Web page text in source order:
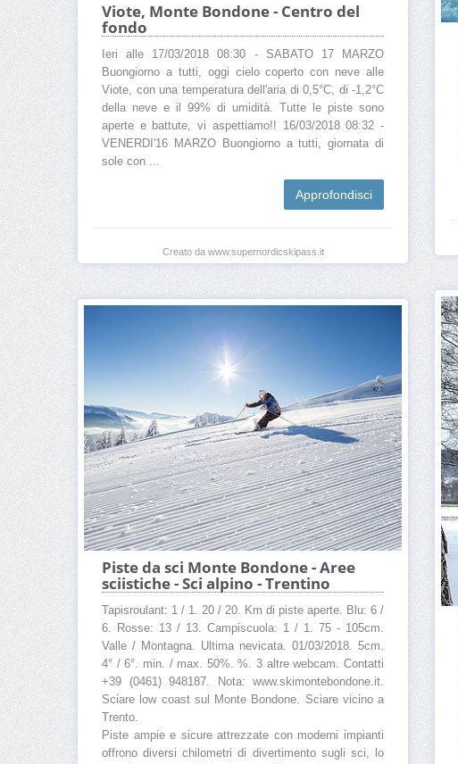
Viote, Monte Bondone - Centro del
fondo
Ieri alle 17/03/2018 08:30 - SABATO 17 MARZO
Buongiorno a tutti, oggi cielo coperto con neve alle
Viote, con una temperatura dell'aria di 0,5°C, di -1,2°C
della neve e il 99% di umidità. Tutte le piste sono
aperte e battute, vi aspettiamo!! 16/03/2018 08:32 -
VENERDI'16 MARZO Buongiorno a tutti, giornata di
sole con ...
Approfondisci
Creato da www.supernordicskipass.it
Piste da sci Monte Bondone - Aree
sciistiche - Sci alpino - Trentino
Tapisroulant: 1 / 1. 20 / 20. Km di piste aperte. Blu: 6 /
6. Rosse: 13 / 13. Campiscuola: 1 / 1. 75 - 105cm.
Valle / Montagna. Ultima nevicata. 01/03/2018. 5cm.
4° / 6°. min. / max. 50%. %. 3 altre webcam. Contatti
+39 (0461) 948187. Nota: www.skimontebondone.it.
Sciare low coast sul Monte Bondone. Sciare vicino a
Trento.
Piste ampie e sicure attrezzate con moderni impianti
offrono diversi chilometri di divertimento sugli sci, lo